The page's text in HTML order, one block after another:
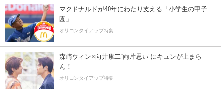
マクドナルドが40年にわたり支える「小学生の甲子
園」
オリコンタイアップ特集
森崎ウィン×向井康二“両片思い”にキュンが止まら
ん！
オリコンタイアップ特集